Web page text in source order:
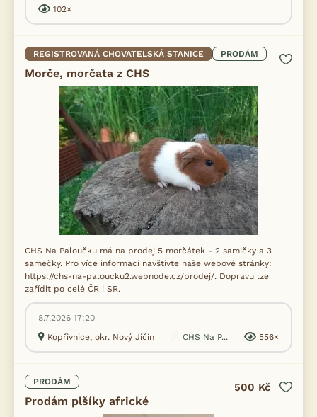
102×
REGISTROVANÁ CHOVATELSKÁ STANICE PRODÁM
Morče, morčata z CHS
CHS Na Paloučku má na prodej 5 morčátek - 2 samičky a 3
samečky. Pro více informací navštivte naše webové stránky:
https://chs-na-paloucku2.webnode.cz/prodej/. Dopravu lze
zařídit po celé ČR i SR.
8.7.2026 17:20
Kopřivnice, okr. Nový Jičín
CHS Na P... 556×
PRODÁM
Prodám plšíky africké
500 Kč